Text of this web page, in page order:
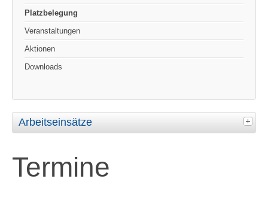
Platzbelegung
Veranstaltungen
Aktionen
Downloads
Arbeitseinsätze
Termine